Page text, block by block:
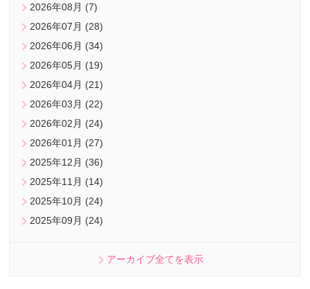
2026年08月 (7)
2026年07月 (28)
2026年06月 (34)
2026年05月 (19)
2026年04月 (21)
2026年03月 (22)
2026年02月 (24)
2026年01月 (27)
2025年12月 (36)
2025年11月 (14)
2025年10月 (24)
2025年09月 (24)
アーカイブ全てを表示